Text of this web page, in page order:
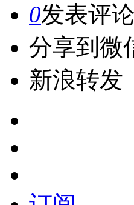
0发表评论
分享到微
新浪转发